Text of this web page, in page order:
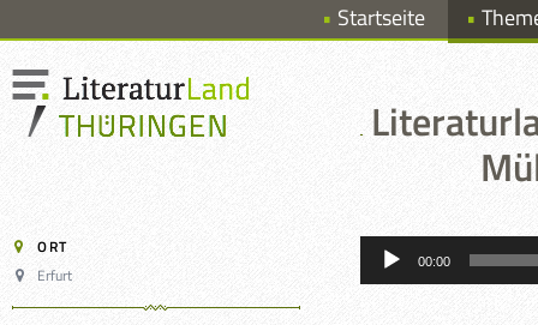
Startseite
ORT
Erfurt
Audio-
Player 00:00